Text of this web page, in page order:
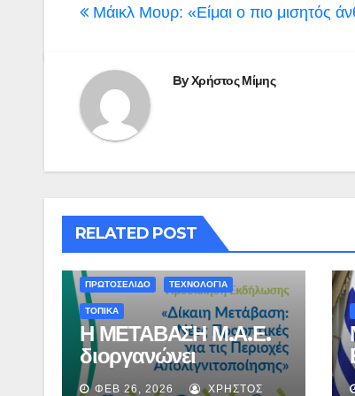
άρθρων
Μάικλ Μουρ: «Είμαι ο πιο μισητός
ByΧρήστος Μίμης
RELATED POST
ΚΟΣΜΟΣ
ΠΡΩΤΟΣΕΛΙΔΟ ΤΕΧΝΟΛΟΓΙΑ
ΤΟΠΙΚΑ
Η ΜΕΤΑΒΑΣΗ Μ.Α.Ε.
διοργανώνει
εκδήλωση στην
ΦΕΒ 26, 2026 ΧΡΉΣΤΟΣ